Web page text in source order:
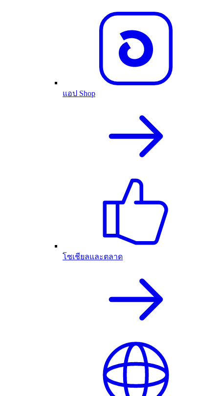
แอป Shop
โซเชียลและตลาด